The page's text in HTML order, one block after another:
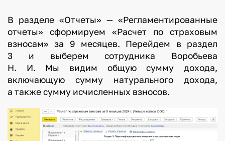
В разделе «Отчеты» — «Регламентированные
отчеты» сформируем «Расчет по страховым
взносам» за 9 месяцев. Перейдем в раздел
3 и выберем сотрудника Воробьева
Н. И. Мы видим общую сумму дохода,
включающую сумму натурального дохода,
а также сумму исчисленных взносов.